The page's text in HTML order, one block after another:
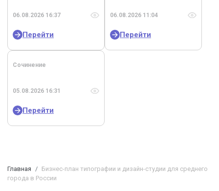
06.08.2026 16:37
Перейти
06.08.2026 11:04
Перейти
Сочинение
05.08.2026 16:31
Перейти
Главная
Бизнес-план типографии и дизайн-студии для среднего
города в России